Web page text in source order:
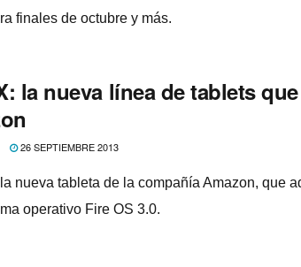
finales de octubre y más.
la nueva lí­nea de tablets que
26 SEPTIEMBRE 2013
nueva tableta de la compañí­a Amazon, que
operativo Fire OS 3.0.